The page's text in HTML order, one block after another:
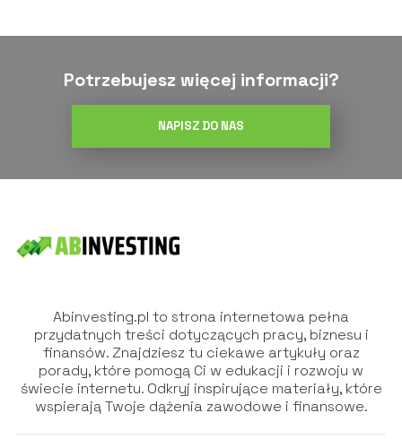
Potrzebujesz więcej informacji?
NAPISZ DO NAS
Abinvesting.pl to strona internetowa pełna
przydatnych treści dotyczących pracy, biznesu i
finansów. Znajdziesz tu ciekawe artykuły oraz
porady, które pomogą Ci w edukacji i rozwoju w
świecie internetu. Odkryj inspirujące materiały, które
wspierają Twoje dążenia zawodowe i finansowe.